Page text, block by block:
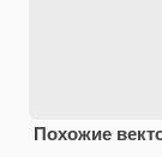
Похожие